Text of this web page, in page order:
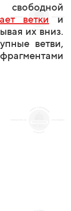
ветки и
их вниз.
ветви,